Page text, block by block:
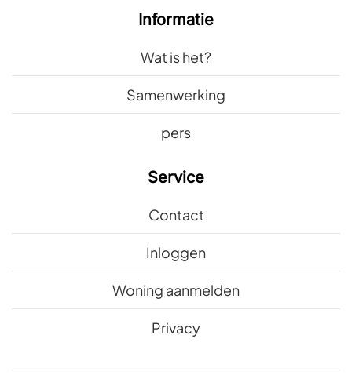
Informatie
Wat is het?
Samenwerking
pers
Service
Contact
Inloggen
Woning aanmelden
Privacy